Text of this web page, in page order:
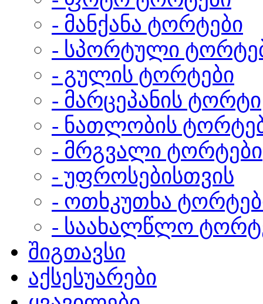
- მანქანა ტორტები
- სპორტული
- გულის ტორტები
- მარცეპანის ტორტი
- ნათლობის
- მრგვალი ტორტები
- უფროსებისთვის
- ოთხკუთხა
- საახალწლო
შიგთავსი
აქსესუარები